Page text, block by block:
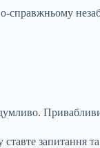
справжньому
запитання